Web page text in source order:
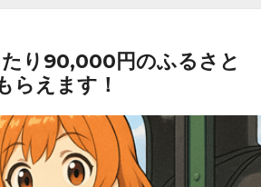
たり90,000円のふるさと
らえます！